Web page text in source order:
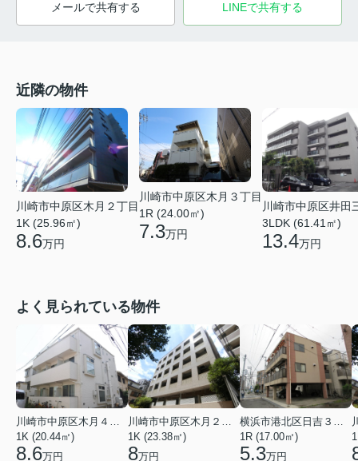
メールで共有する LINEで共有する
近隣の物件
川崎市中原区木月２丁目
1K (25.96㎡)
8.6万円
川崎市中原区木月３丁目
1R (24.00㎡)
7.3万円
川崎市中原区井田
3LDK (61.41㎡)
13.4万円
よく見られている物件
川崎市中原区木月４丁目
1K (20.44㎡)
8.6万円
川崎市中原区木月２丁目
1K (23.38㎡)
8万円
横浜市港北区日吉３丁目
1R (17.00㎡)
5.3万円